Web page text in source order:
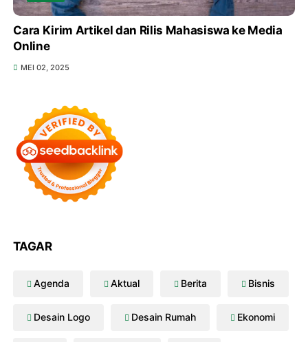
Cara Kirim Artikel dan Rilis Mahasiswa ke Media
Online
MEI 02, 2025
TAGAR
Agenda Aktual Berita Bisnis
Desain Logo Desain Rumah Ekonomi